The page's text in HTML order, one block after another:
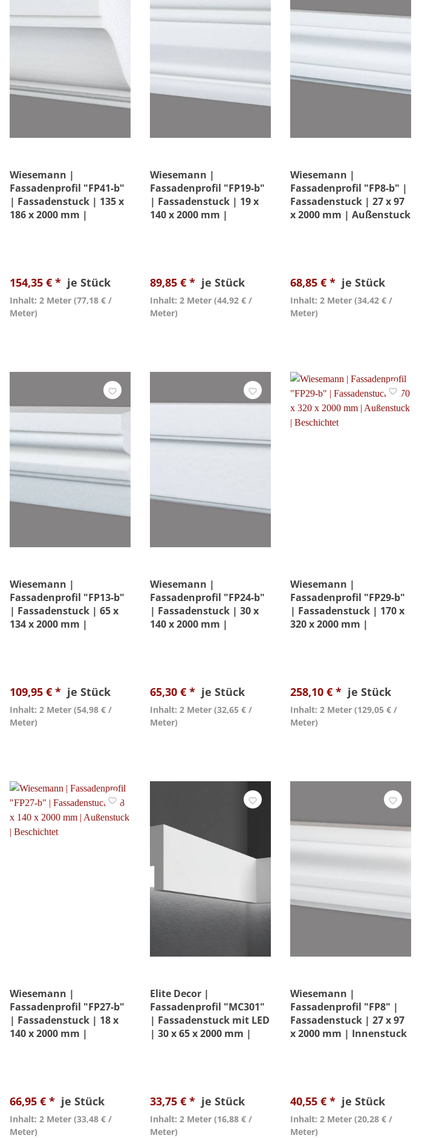
Preis
Wiesemann |
Fassadenprofil "FP41-b"
| Fassadenstuck | 135 x
186 x 2000 mm |
154,35 € * je Stück
Inhalt: 2 Meter (77,18 € /
Meter)
Wiesemann |
Fassadenprofil "FP19-b"
| Fassadenstuck | 19 x
140 x 2000 mm |
89,85 € * je Stück
Inhalt: 2 Meter (44,92 € /
Meter)
Wiesemann |
Fassadenprofil "FP8-b" |
Fassadenstuck | 27 x 97
x 2000 mm | Außenstuck
68,85 € * je Stück
Inhalt: 2 Meter (34,42 € /
Meter)
Wiesemann |
Fassadenprofil "FP13-b"
| Fassadenstuck | 65 x
134 x 2000 mm |
109,95 € * je Stück
Inhalt: 2 Meter (54,98 € /
Meter)
Wiesemann |
Fassadenprofil "FP24-b"
| Fassadenstuck | 30 x
140 x 2000 mm |
65,30 € * je Stück
Inhalt: 2 Meter (32,65 € /
Meter)
Wiesemann |
Fassadenprofil "FP29-b"
| Fassadenstuck | 170 x
320 x 2000 mm |
258,10 € * je Stück
Inhalt: 2 Meter (129,05 € /
Meter)
Wiesemann |
Fassadenprofil "FP27-b"
| Fassadenstuck | 18 x
140 x 2000 mm |
66,95 € * je Stück
Inhalt: 2 Meter (33,48 € /
Meter)
Elite Decor |
Fassadenprofil "MC301"
| Fassadenstuck mit LED
| 30 x 65 x 2000 mm |
33,75 € * je Stück
Inhalt: 2 Meter (16,88 € /
Meter)
Wiesemann |
Fassadenprofil "FP8" |
Fassadenstuck | 27 x 97
x 2000 mm | Innenstuck
40,55 € * je Stück
Inhalt: 2 Meter (20,28 € /
Meter)